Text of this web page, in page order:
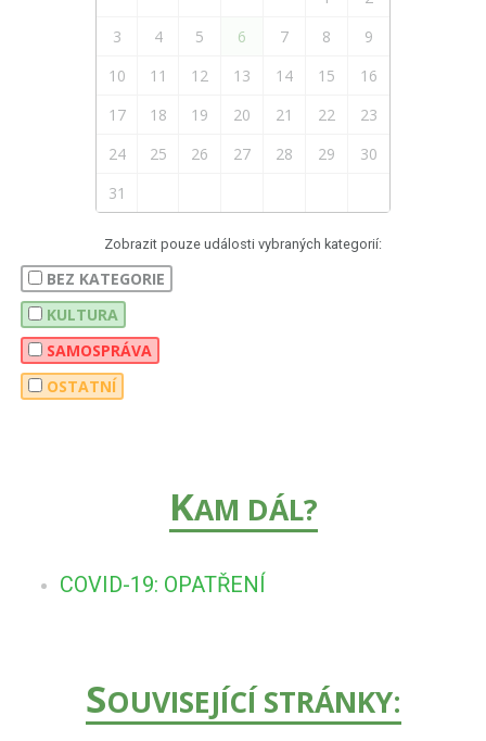
3
4 5 6 7 8
9
10
11 12 13 14 15
16
17
18 19 20 21 22
23
24
25 26 27 28 29
30
31
Zobrazit pouze události vybraných kategorií:
BEZ KATEGORIE
KULTURA
SAMOSPRÁVA
OSTATNÍ
KAM DÁL?
COVID-19: OPATŘENÍ
SOUVISEJÍCÍ STRÁNKY: